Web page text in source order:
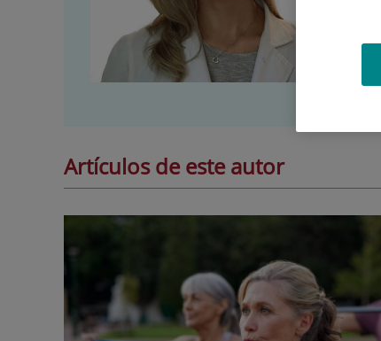
Artículos de este autor